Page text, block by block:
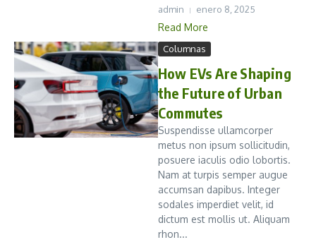
admin enero 8, 2025
Read More
Columnas
How EVs Are Shaping
the Future of Urban
Commutes
Suspendisse ullamcorper
metus non ipsum sollicitudin,
posuere iaculis odio lobortis.
Nam at turpis semper augue
accumsan dapibus. Integer
sodales imperdiet velit, id
dictum est mollis ut. Aliquam
rhon...